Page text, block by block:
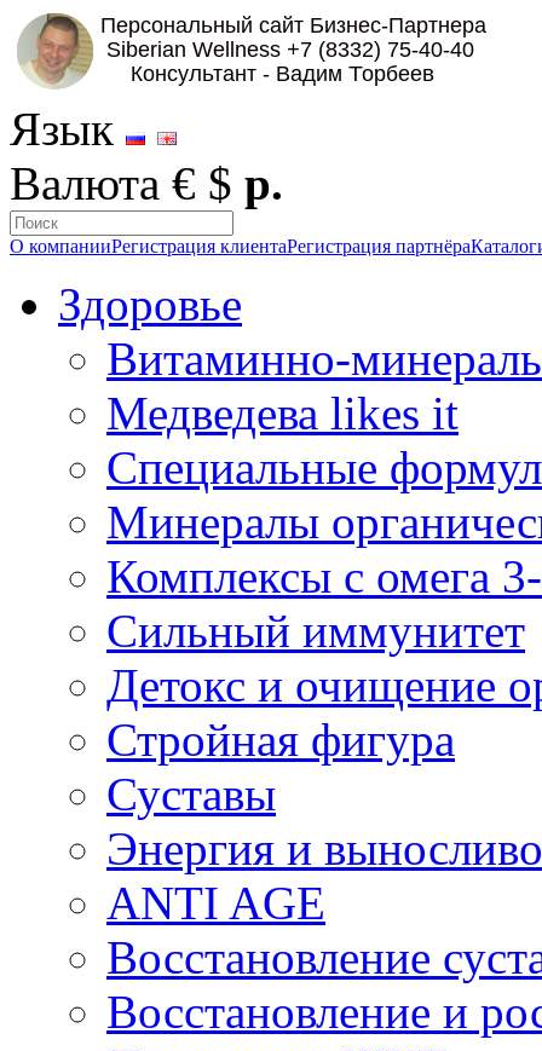
Язык
Валюта € $ р.
О компанииРегистрация клиентаРегистрация партнёра
Здоровье
Витаминно-
Медведева likes it
Специальные
Минералы
Комплексы с омега
Сильный иммунитет
Детокс и очищение
Стройная фигура
Суставы
Энергия и
ANTI AGE
Восстановление
Восстановление и